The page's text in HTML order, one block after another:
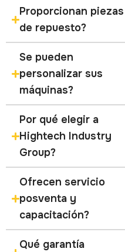
Proporcionan piezas
de repuesto?
Se pueden
personalizar sus
máquinas?
Por qué elegir a
Hightech Industry
Group?
Ofrecen servicio
posventa y
capacitación?
Qué garantía